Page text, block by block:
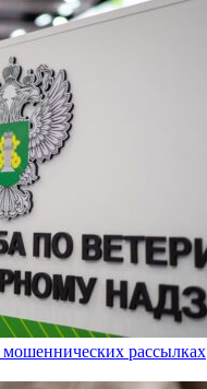
мошеннических рассылках